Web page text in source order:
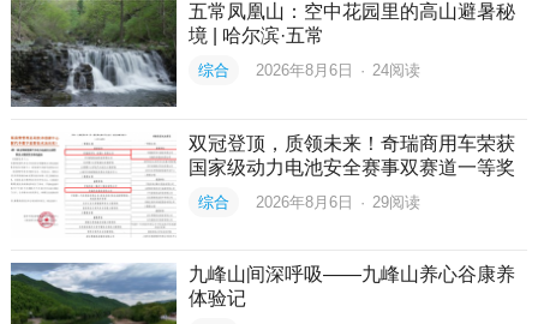
五常凤凰山：空中花园里的高山避暑秘
境 | 哈尔滨·五常
综合 2026年8月6日 · 24阅读
双冠登顶，质领未来！奇瑞商用车荣获
国家级动力电池安全赛事双赛道一等奖
综合 2026年8月6日 · 29阅读
九峰山间深呼吸——九峰山养心谷康养
体验记